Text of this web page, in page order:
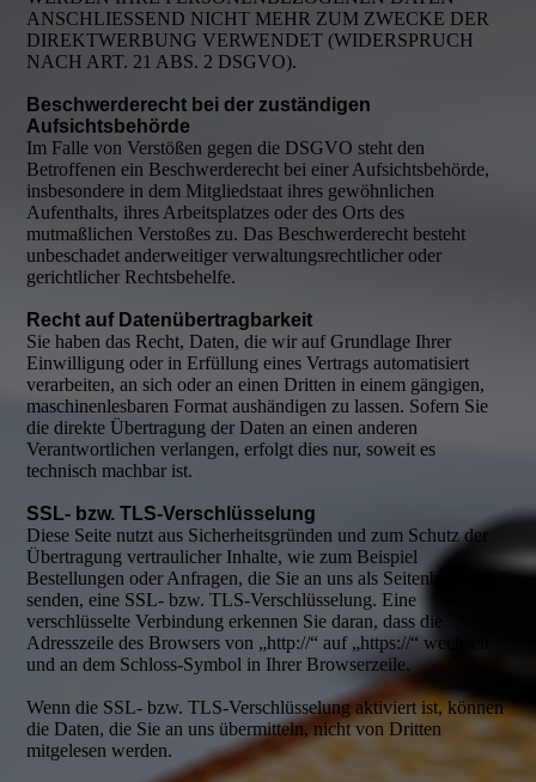
ANSCHLIESSEND NICHT MEHR ZUM ZWECKE DER
DIREKTWERBUNG VERWENDET (WIDERSPRUCH
NACH ART. 21 ABS. 2 DSGVO).
Beschwerderecht bei der zuständigen
Aufsichtsbehörde
Im Falle von Verstößen gegen die DSGVO steht den
Betroffenen ein Beschwerderecht bei einer Aufsichtsbehörde,
insbesondere in dem Mitgliedstaat ihres gewöhnlichen
Aufenthalts, ihres Arbeitsplatzes oder des Orts des
mutmaßlichen Verstoßes zu. Das Beschwerderecht besteht
unbeschadet anderweitiger verwaltungsrechtlicher oder
gerichtlicher Rechtsbehelfe.
Recht auf Datenübertragbarkeit
Sie haben das Recht, Daten, die wir auf Grundlage Ihrer
Einwilligung oder in Erfüllung eines Vertrags automatisiert
verarbeiten, an sich oder an einen Dritten in einem gängigen,
maschinenlesbaren Format aushändigen zu lassen. Sofern Sie
die direkte Übertragung der Daten an einen anderen
Verantwortlichen verlangen, erfolgt dies nur, soweit es
technisch machbar ist.
SSL- bzw. TLS-Verschlüsselung
Diese Seite nutzt aus Sicherheitsgründen und zum Schutz der
Übertragung vertraulicher Inhalte, wie zum Beispiel
Bestellungen oder Anfragen, die Sie an uns als Seitenbetreiber
senden, eine SSL- bzw. TLS-Verschlüsselung. Eine
verschlüsselte Verbindung erkennen Sie daran, dass die
Adresszeile des Browsers von „http://“ auf „https://“ wechselt
und an dem Schloss-Symbol in Ihrer Browserzeile.
Wenn die SSL- bzw. TLS-Verschlüsselung aktiviert ist, können
die Daten, die Sie an uns übermitteln, nicht von Dritten
mitgelesen werden.